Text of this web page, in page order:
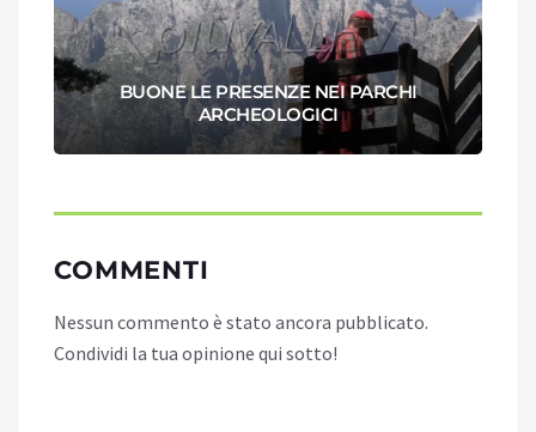
BUONE LE PRESENZE NEI PARCHI
ARCHEOLOGICI
COMMENTI
Nessun commento è stato ancora pubblicato.
Condividi la tua opinione qui sotto!